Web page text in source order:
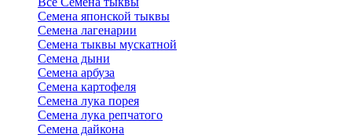
Семена японской тыквы
Семена лагенарии
Семена тыквы мускатной
Семена дыни
Семена арбуза
Семена картофеля
Семена лука порея
Семена лука репчатого
Семена дайкона